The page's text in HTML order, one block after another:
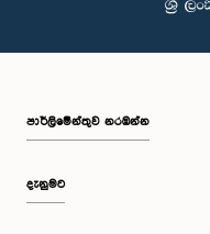
පාර්ලි‌මේන්තුව නරඹන්න
දැනුමට